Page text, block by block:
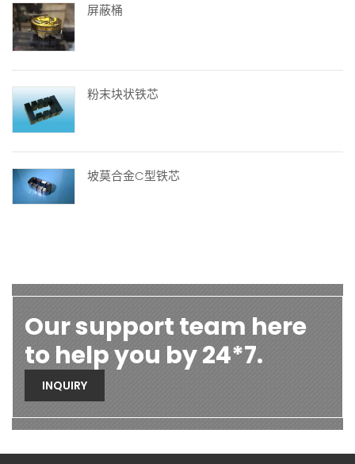
屏蔽桶
粉末块状铁芯
坡莫合金C型铁芯
Our support team here
to help you by 24*7.
INQUIRY